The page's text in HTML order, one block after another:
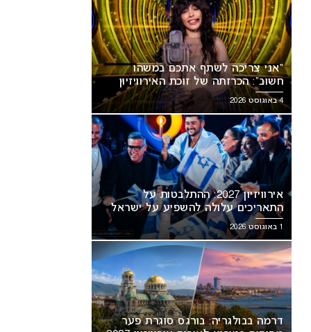
“אני צריכה לשתף אתכם במשהו
חשוב”: הכרזתה של זוכת האירוויזיון
מסעירה את הרשת
4 באוגוסט 2026
אירוויזיון 2027: ההתלבטות על
התאריכים עלולה להשפיע על ישראל
1 באוגוסט 2026
דרמה בבולגריה: בורגס סוגרת פער